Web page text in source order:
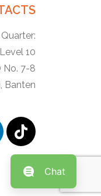
10
No. 7-8
Banten
Chat